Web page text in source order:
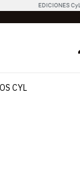
EDICIONES CyL
CYL